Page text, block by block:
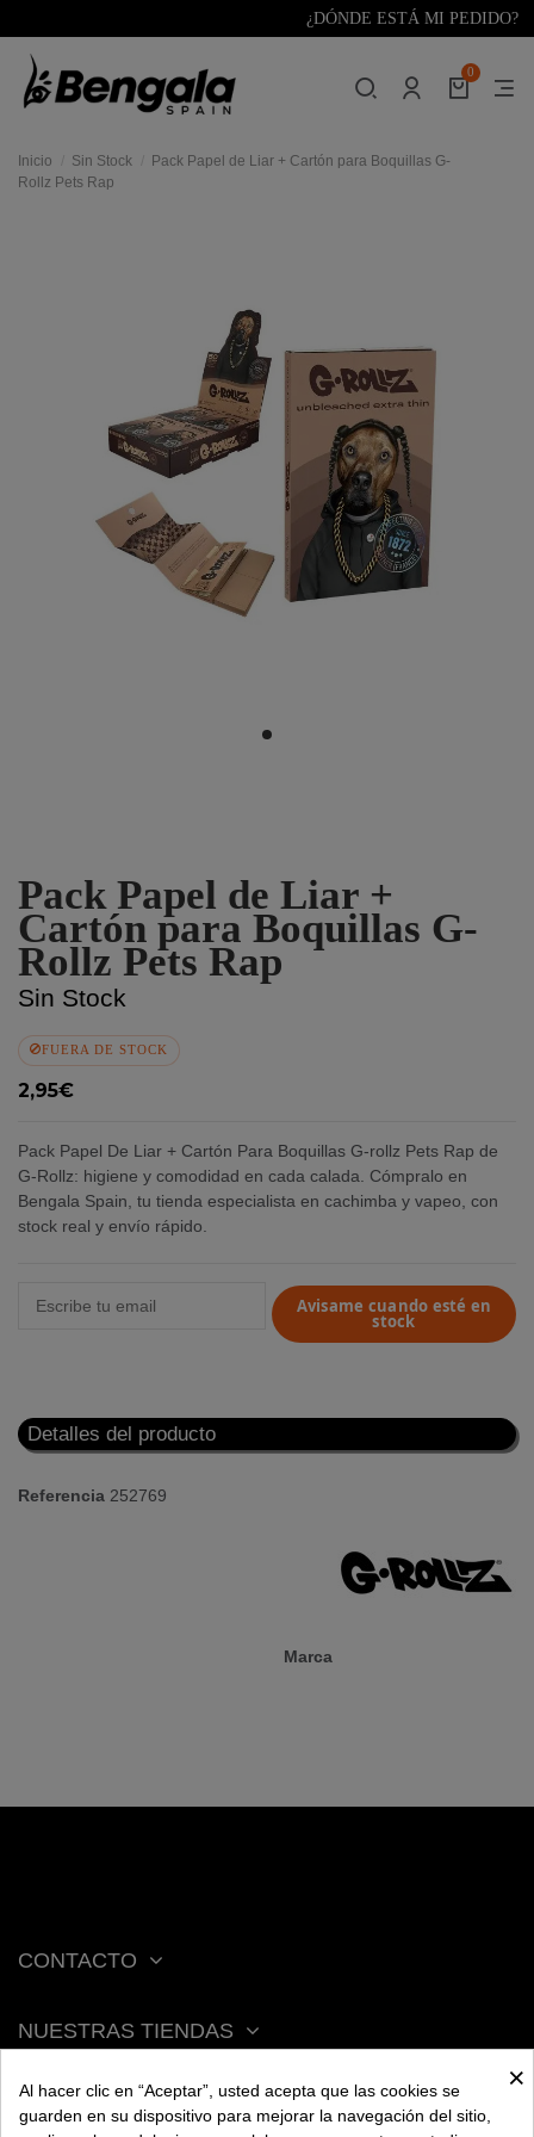
¿DÓNDE ESTÁ MI PEDIDO?
0
Inicio Sin Stock
Pack Papel de Liar + Cartón para Boquillas G-
Rollz Pets Rap
Pack Papel de Liar +
Cartón para Boquillas G-
Rollz Pets Rap
Sin Stock
FUERA DE STOCK
2,95€
Pack Papel De Liar + Cartón Para Boquillas G-rollz Pets Rap de
G-Rollz: higiene y comodidad en cada calada. Cómpralo en
Bengala Spain, tu tienda especialista en cachimba y vapeo, con
stock real y envío rápido.
Avisame cuando esté en
stock
Detalles del producto
Marca
Referencia 252769
CONTACTO
NUESTRAS TIENDAS
ACERCA DE BENGALA
×
Al hacer clic en “Aceptar”, usted acepta que las cookies se
guarden en su dispositivo para mejorar la navegación del sitio,